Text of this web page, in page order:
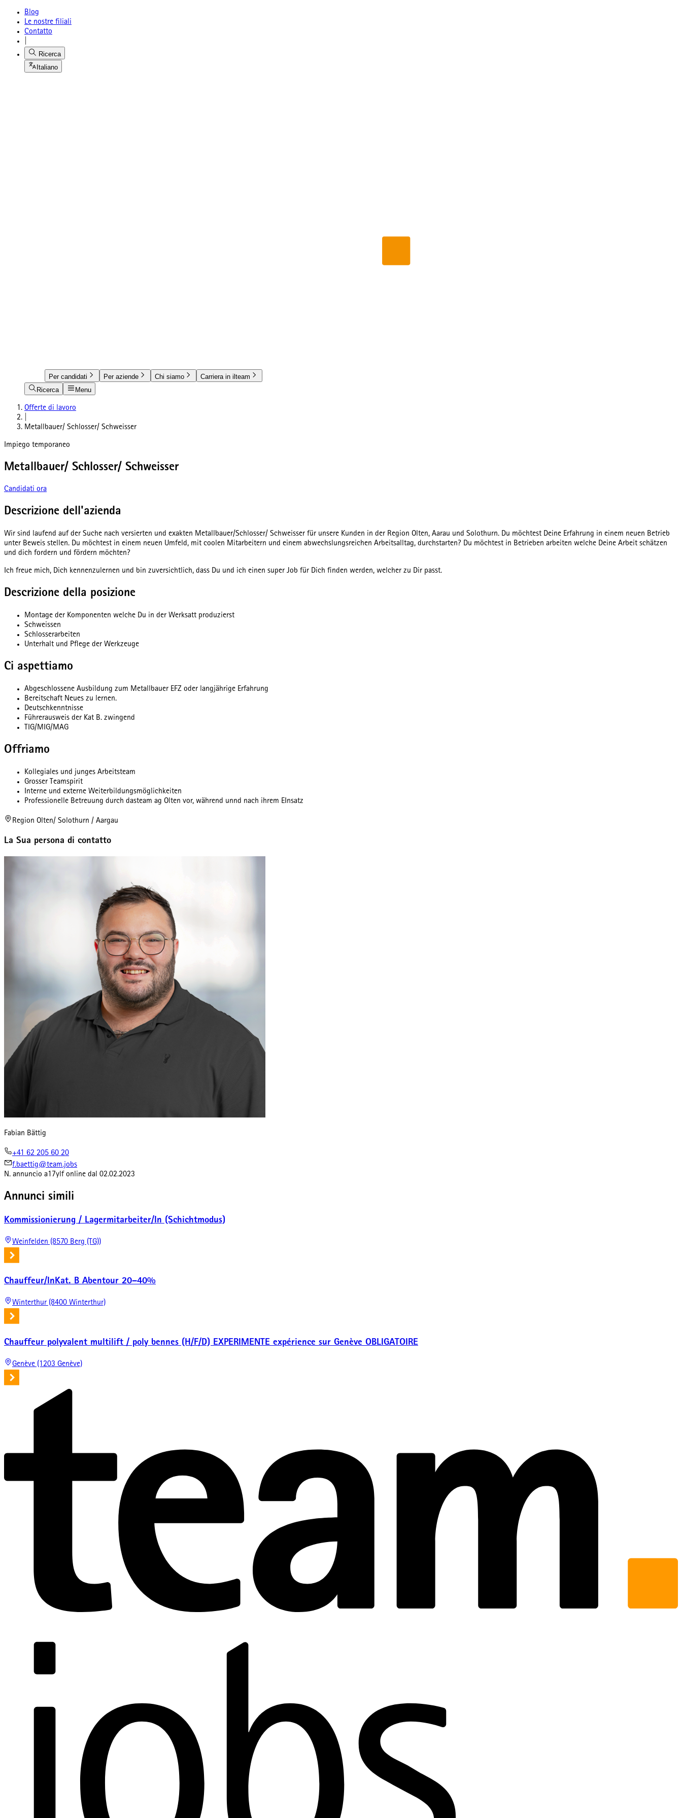
Blog
Le nostre filiali
Contatto
Ricerca
Italiano
Per candidati Per aziende Chi siamo
Carriera in ilteam
Ricerca
Menu
Offerte di lavoro
Metallbauer/ Schlosser/ Schweisser
Impiego temporaneo
Metallbauer/ Schlosser/ Schweisser
Candidati ora
Descrizione dell'azienda
Wir sind laufend auf der Suche nach versierten und exakten Metallbauer/Schlosser/ Schweisser für unsere Kunden in der Region Olten, Aarau und Solothurn. Du möchtest Deine Erfahrung in einem neuen Betrieb
unter Beweis stellen. Du möchtest in einem neuen Umfeld, mit coolen Mitarbeitern und einem abwechslungsreichen Arbeitsalltag, durchstarten? Du möchtest in Betrieben arbeiten welche Deine Arbeit schätzen
und dich fordern und fördern möchten?
Ich freue mich, Dich kennenzulernen und bin zuversichtlich, dass Du und ich einen super Job für Dich finden werden, welcher zu Dir passt.
Descrizione della posizione
Montage der Komponenten welche Du in der Werksatt produzierst
Schweissen
Schlosserarbeiten
Unterhalt und Pflege der Werkzeuge
Ci aspettiamo
Abgeschlossene Ausbildung zum Metallbauer EFZ oder langjährige Erfahrung
Bereitschaft Neues zu lernen.
Deutschkenntnisse
Führerausweis der Kat B. zwingend
TIG/MIG/MAG
Offriamo
Kollegiales und junges Arbeitsteam
Grosser Teamspirit
Interne und externe Weiterbildungsmöglichkeiten
Professionelle Betreuung durch dasteam ag Olten vor, während unnd nach ihrem EInsatz
Region Olten/ Solothurn / Aargau
La Sua persona di contatto
Fabian Bättig
+41 62 205 60 20
f.baettig@team.jobs
N. annuncio a17ylf online dal 02.02.2023
Annunci simili
Kommissionierung / Lagermitarbeiter/In (Schichtmodus)
Weinfelden (8570 Berg (TG))
Chauffeur/InKat. B Abentour 20–40%
Winterthur (8400 Winterthur)
Chauffeur polyvalent multilift / poly bennes (H/F/D) EXPERIMENTE expérience sur Genève OBLIGATOIRE
Genève (1203 Genève)